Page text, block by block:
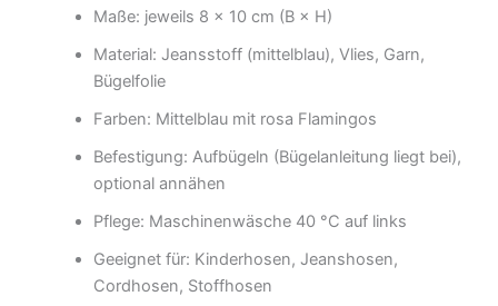
Maße: jeweils 8 × 10 cm (B × H)
Material: Jeansstoff (mittelblau), Vlies, Garn,
Bügelfolie
Farben: Mittelblau mit rosa Flamingos
Befestigung: Aufbügeln (Bügelanleitung liegt bei),
optional annähen
Pflege: Maschinenwäsche 40 °C auf links
Geeignet für: Kinderhosen, Jeanshosen,
Cordhosen, Stoffhosen